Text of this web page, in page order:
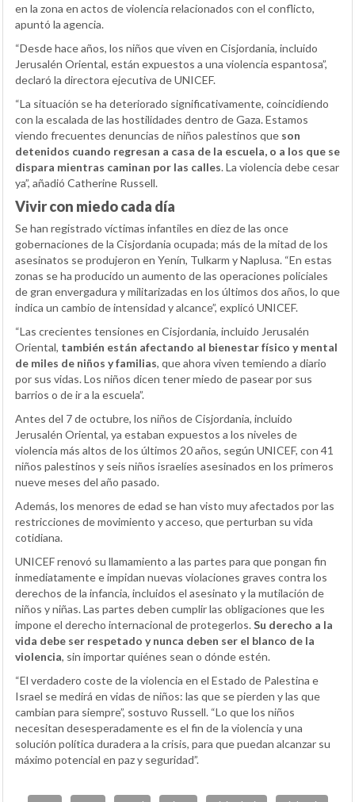
en la zona en actos de violencia relacionados con el conflicto,
apuntó la agencia.
“Desde hace años, los niños que viven en Cisjordania, incluido
Jerusalén Oriental, están expuestos a una violencia espantosa”,
declaró la directora ejecutiva de UNICEF.
“La situación se ha deteriorado significativamente, coincidiendo
con la escalada de las hostilidades dentro de Gaza. Estamos
viendo frecuentes denuncias de niños palestinos que son
detenidos cuando regresan a casa de la escuela, o a los que se
dispara mientras caminan por las calles. La violencia debe cesar
ya”, añadió Catherine Russell.
Vivir con miedo cada día
Se han registrado víctimas infantiles en diez de las once
gobernaciones de la Cisjordania ocupada; más de la mitad de los
asesinatos se produjeron en Yenín, Tulkarm y Naplusa. “En estas
zonas se ha producido un aumento de las operaciones policiales
de gran envergadura y militarizadas en los últimos dos años, lo que
indica un cambio de intensidad y alcance”, explicó UNICEF.
“Las crecientes tensiones en Cisjordania, incluido Jerusalén
Oriental, también están afectando al bienestar físico y mental
de miles de niños y familias, que ahora viven temiendo a diario
por sus vidas. Los niños dicen tener miedo de pasear por sus
barrios o de ir a la escuela”.
Antes del 7 de octubre, los niños de Cisjordania, incluido
Jerusalén Oriental, ya estaban expuestos a los niveles de
violencia más altos de los últimos 20 años, según UNICEF, con 41
niños palestinos y seis niños israelíes asesinados en los primeros
nueve meses del año pasado.
Además, los menores de edad se han visto muy afectados por las
restricciones de movimiento y acceso, que perturban su vida
cotidiana.
UNICEF renovó su llamamiento a las partes para que pongan fin
inmediatamente e impidan nuevas violaciones graves contra los
derechos de la infancia, incluidos el asesinato y la mutilación de
niños y niñas. Las partes deben cumplir las obligaciones que les
impone el derecho internacional de protegerlos.Su derecho a la
vida debe ser respetado y nunca deben ser el blanco de la
violencia, sin importar quiénes sean o dónde estén.
“El verdadero coste de la violencia en el Estado de Palestina e
Israel se medirá en vidas de niños: las que se pierden y las que
cambian para siempre”, sostuvo Russell. “Lo que los niños
necesitan desesperadamente es el fin de la violencia y una
solución política duradera a la crisis, para que puedan alcanzar su
máximo potencial en paz y seguridad”.